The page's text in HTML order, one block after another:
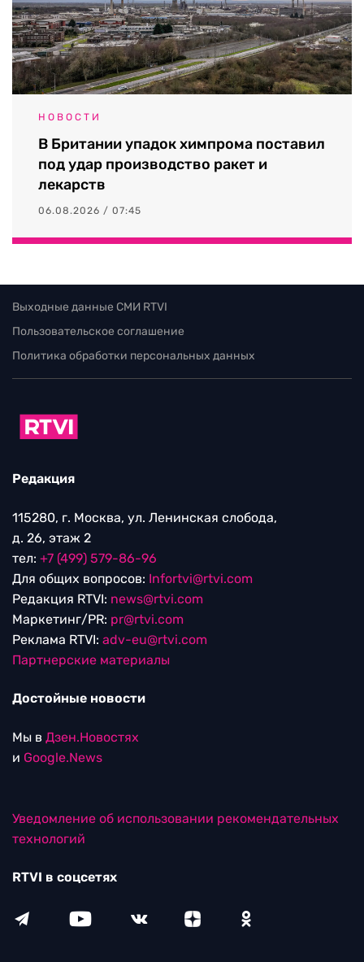
НОВОСТИ
В Британии упадок химпрома поставил
под удар производство ракет и
лекарств
06.08.2026 / 07:45
Выходные данные СМИ RTVI
Пользовательское соглашение
Политика обработки персональных данных
Редакция
115280, г. Москва, ул. Ленинская слобода,
д. 26, этаж 2
тел: +7 (499) 579-86-96
Для общих вопросов: Infortvi@rtvi.com
Редакция RTVI: news@rtvi.com
Маркетинг/PR: pr@rtvi.com
Реклама RTVI: adv-eu@rtvi.com
Партнерские материалы
Достойные новости
Мы в Дзен.Новостях
и Google.News
Уведомление об использовании рекомендательных
технологий
RTVI в соцсетях